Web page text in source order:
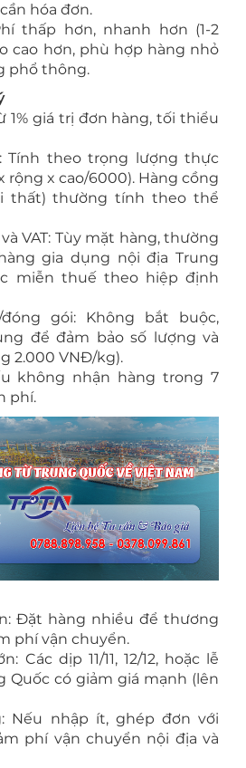
hóa đơn.
thấp hơn, nhanh hơn (1-2
cao hơn, phù hợp hàng nhỏ
phổ thông.
1% giá trị đơn hàng, tối thiểu
Tính theo trọng lượng thực
rộng x cao/6000). Hàng cồng
thất) thường tính theo thể
VAT: Tùy mặt hàng, thường
gia dụng nội địa Trung
miễn thuế theo hiệp định
gói: Không bắt buộc,
để đảm bảo số lượng và
2.000 VNĐ/kg).
không nhận hàng trong 7
phí.
Đặt hàng nhiều để thương
phí vận chuyển.
Các dịp 11/11, 12/12, hoặc lễ
Quốc có giảm giá mạnh (lên
Nếu nhập ít, ghép đơn với
phí vận chuyển nội địa và